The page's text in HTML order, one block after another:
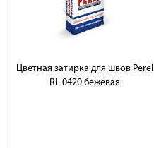
Цветная затирка для швов Perel
RL 0420 бежевая